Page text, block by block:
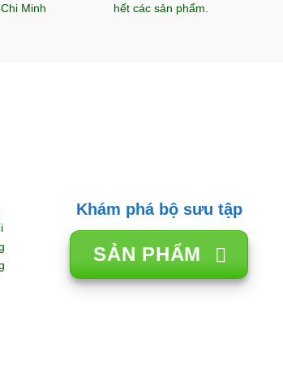
Minh
hết các sản phẩm.
Khám phá bộ sưu tập
SẢN PHẨM